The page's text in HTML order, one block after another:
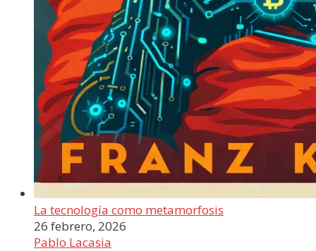
La tecnología como metamorfosis
26 febrero, 2026
Pablo Lacasia